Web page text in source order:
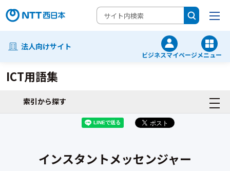
法人向けサイト
ビジネスマイページメニュー
ICT用語集
索引から探す
インスタントメッセンジャー